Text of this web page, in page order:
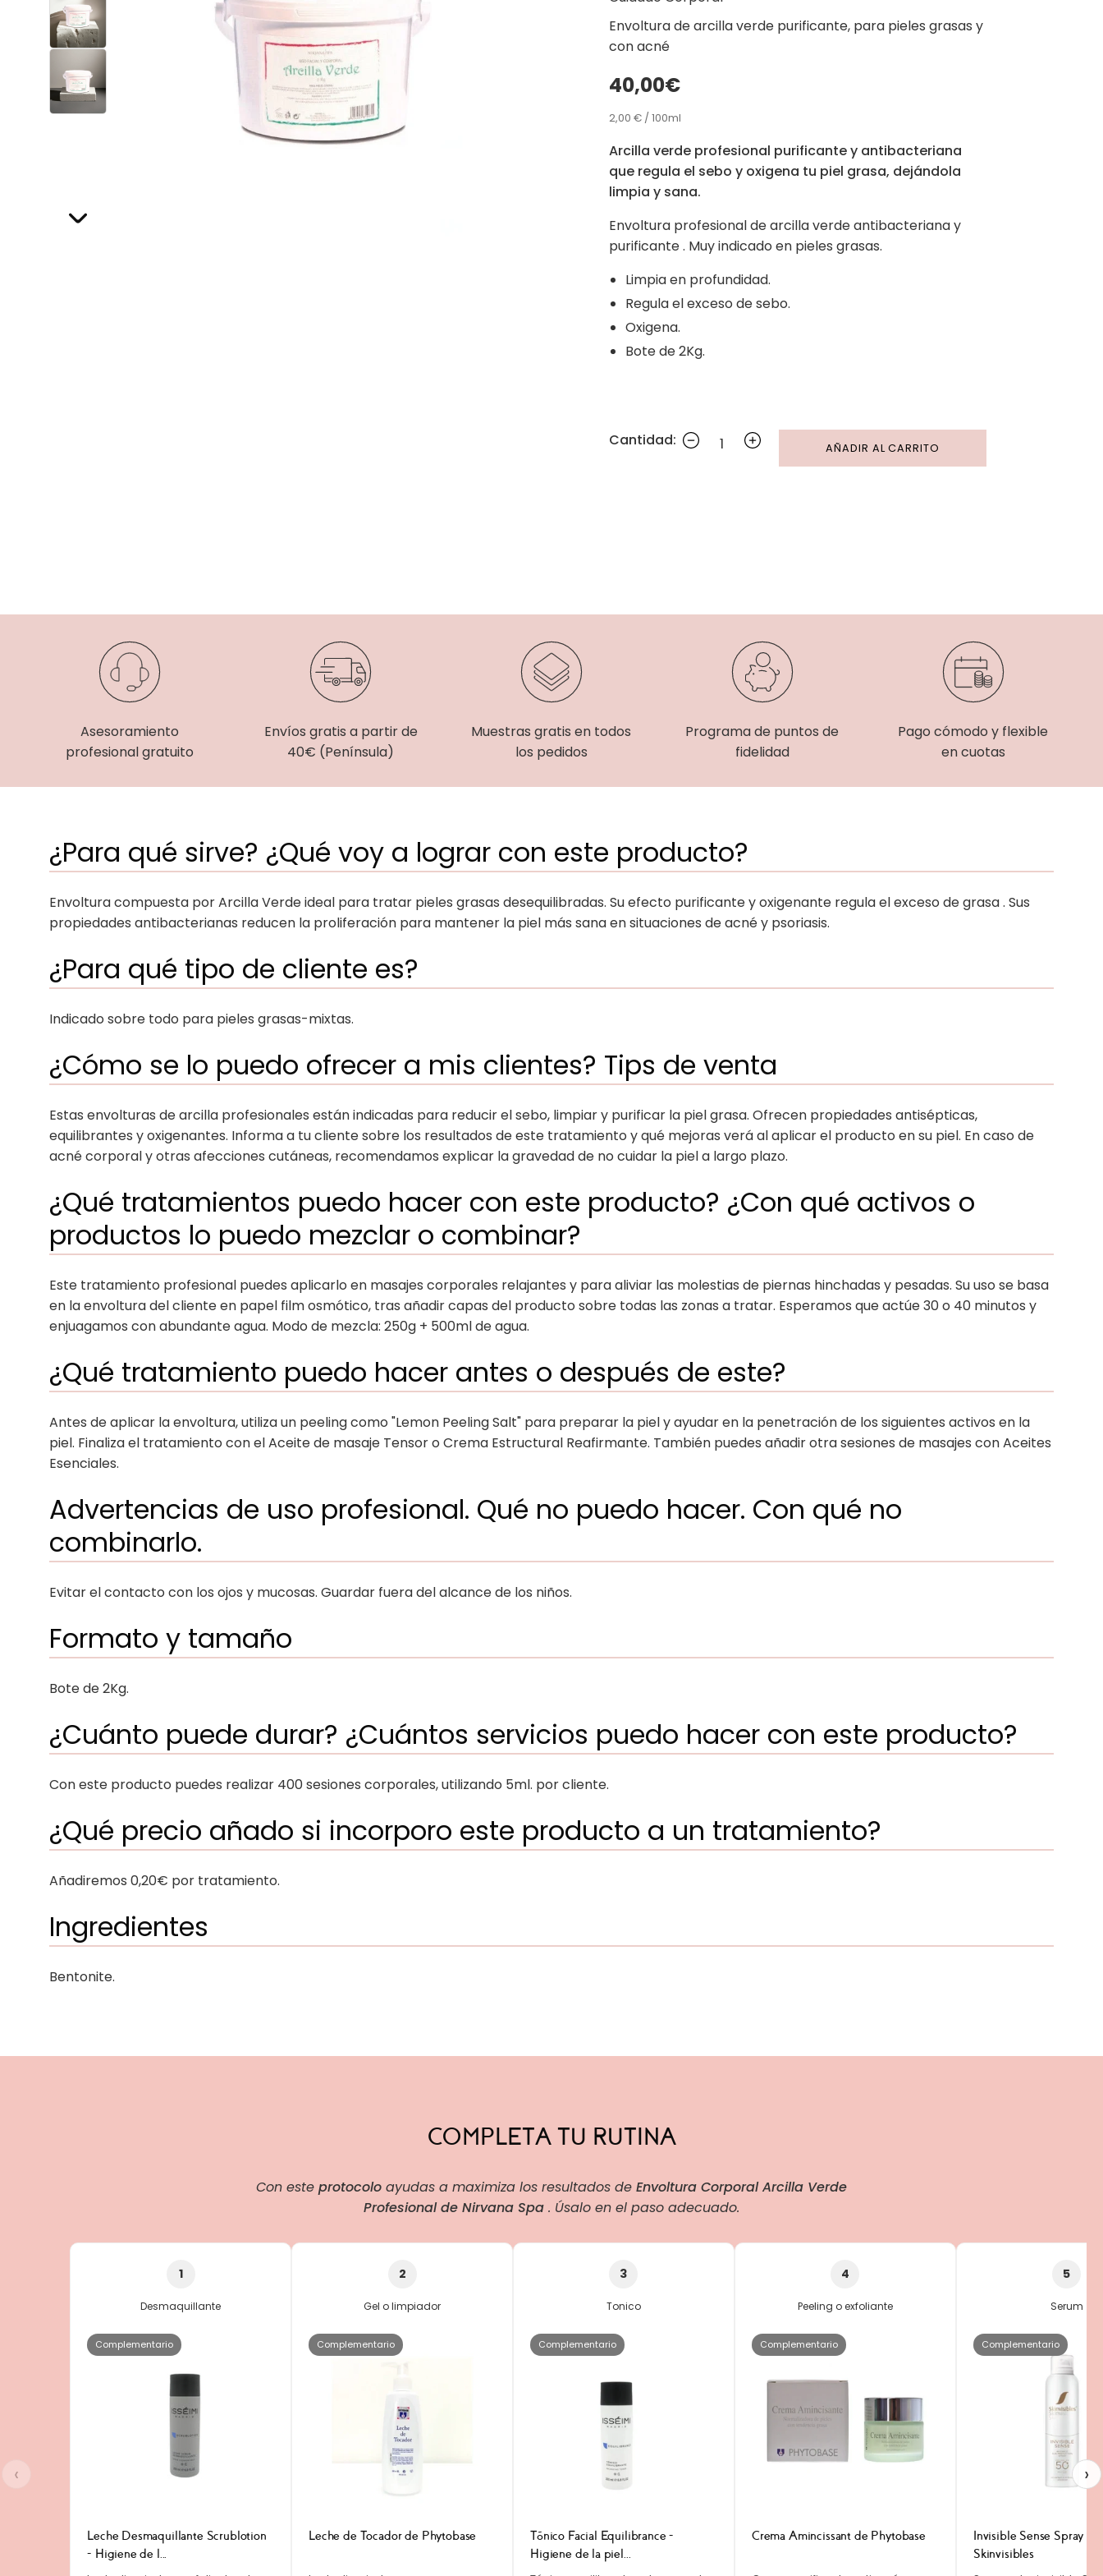
Envoltura de arcilla verde purificante, para pieles grasas y
con acné
40,00€
2,00 € / 100ml
Arcilla verde profesional purificante y antibacteriana
que regula el sebo y oxigena tu piel grasa, dejándola
limpia y sana.
Envoltura profesional de arcilla verde antibacteriana y
purificante . Muy indicado en pieles grasas.
Limpia en profundidad.
Regula el exceso de sebo.
Oxigena.
Bote de 2Kg.
Cantidad: AÑADIR AL CARRITO
Asesoramiento
profesional gratuito
Envíos gratis a partir de
40€ (Península)
Muestras gratis en todos
los pedidos
Programa de puntos de
fidelidad
Pago cómodo y flexible
en cuotas
¿Para qué sirve? ¿Qué voy a lograr con este producto?
Envoltura compuesta por Arcilla Verde ideal para tratar pieles grasas desequilibradas. Su efecto purificante y oxigenante regula el exceso de grasa . Sus
propiedades antibacterianas reducen la proliferación para mantener la piel más sana en situaciones de acné y psoriasis.
¿Para qué tipo de cliente es?
Indicado sobre todo para pieles grasas-mixtas.
¿Cómo se lo puedo ofrecer a mis clientes? Tips de venta
Estas envolturas de arcilla profesionales están indicadas para reducir el sebo, limpiar y purificar la piel grasa. Ofrecen propiedades antisépticas,
equilibrantes y oxigenantes. Informa a tu cliente sobre los resultados de este tratamiento y qué mejoras verá al aplicar el producto en su piel. En caso de
acné corporal y otras afecciones cutáneas, recomendamos explicar la gravedad de no cuidar la piel a largo plazo.
¿Qué tratamientos puedo hacer con este producto? ¿Con qué activos o
productos lo puedo mezclar o combinar?
Este tratamiento profesional puedes aplicarlo en masajes corporales relajantes y para aliviar las molestias de piernas hinchadas y pesadas. Su uso se basa
en la envoltura del cliente en papel film osmótico, tras añadir capas del producto sobre todas las zonas a tratar. Esperamos que actúe 30 o 40 minutos y
enjuagamos con abundante agua. Modo de mezcla: 250g + 500ml de agua.
¿Qué tratamiento puedo hacer antes o después de este?
Antes de aplicar la envoltura, utiliza un peeling como "Lemon Peeling Salt" para preparar la piel y ayudar en la penetración de los siguientes activos en la
piel. Finaliza el tratamiento con el Aceite de masaje Tensor o Crema Estructural Reafirmante. También puedes añadir otra sesiones de masajes con Aceites
Esenciales.
Advertencias de uso profesional. Qué no puedo hacer. Con qué no
combinarlo.
Evitar el contacto con los ojos y mucosas. Guardar fuera del alcance de los niños.
Formato y tamaño
Bote de 2Kg.
¿Cuánto puede durar? ¿Cuántos servicios puedo hacer con este producto?
Con este producto puedes realizar 400 sesiones corporales, utilizando 5ml. por cliente.
¿Qué precio añado si incorporo este producto a un tratamiento?
Añadiremos 0,20€ por tratamiento.
Ingredientes
Bentonite.
COMPLETA TU RUTINA
Con este protocolo ayudas a maximiza los resultados de Envoltura Corporal Arcilla Verde
Profesional de Nirvana Spa . Úsalo en el paso adecuado.
‹
1
Desmaquillante
Complementario
Leche Desmaquillante Scrublotion
- Higiene de l...
2
Gel o limpiador
Complementario
Leche de Tocador de Phytobase
3
Tonico
Complementario
Tónico Facial Equilibrance -
Higiene de la piel...
4
Peeling o exfoliante
Complementario
Crema Amincissant de Phytobase
5
Serum
Complementario
Invisible Sense Spray
Skinvisibles
›